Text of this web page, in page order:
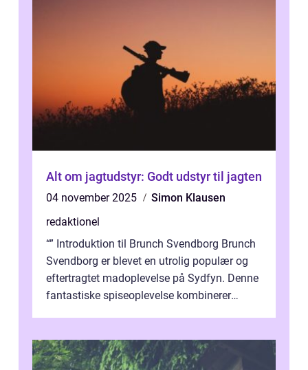
Alt om jagtudstyr: Godt udstyr til jagten
04 november 2025
Simon Klausen
redaktionel
“” Introduktion til Brunch Svendborg Brunch
Svendborg er blevet en utrolig populær og
eftertragtet madoplevelse på Sydfyn. Denne
fantastiske spiseoplevelse kombinerer